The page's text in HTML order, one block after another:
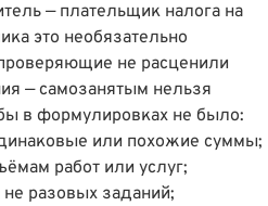
— плательщик налога на
это необязательно
не расценили
— самозанятым нельзя
в формулировках не было:
или похожие суммы;
работ или услуг;
разовых заданий;